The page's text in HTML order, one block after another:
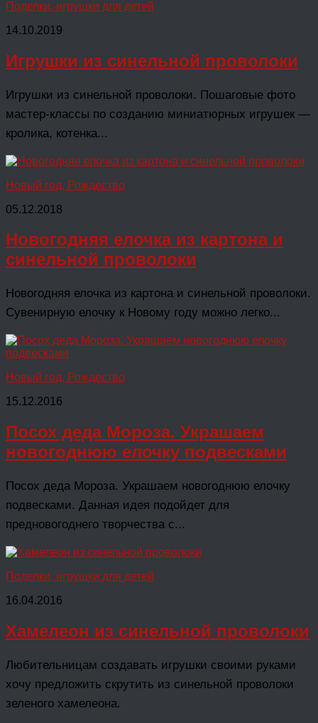
Поделки, игрушки для детей
14.10.2019
Игрушки из синельной проволоки
Игрушки из синельной проволоки. Пошаговые фото
мастер-классы по созданию миниатюрных игрушек —
кролика, котенка...
Новый год, Рождество
05.12.2018
Новогодняя елочка из картона и
синельной проволоки
Новогодняя елочка из картона и синельной проволоки.
Сувенирную елочку к Новому году можно легко...
Новый год, Рождество
15.12.2016
Посох деда Мороза. Украшаем
новогоднюю елочку подвесками
Посох деда Мороза. Украшаем новогоднюю елочку
подвесками. Данная идея подойдет для
предновогоднего творчества с...
Поделки, игрушки для детей
16.04.2016
Хамелеон из синельной проволоки
Любительницам создавать игрушки своими руками
хочу предложить скрутить из синельной проволоки
зеленого хамелеона.